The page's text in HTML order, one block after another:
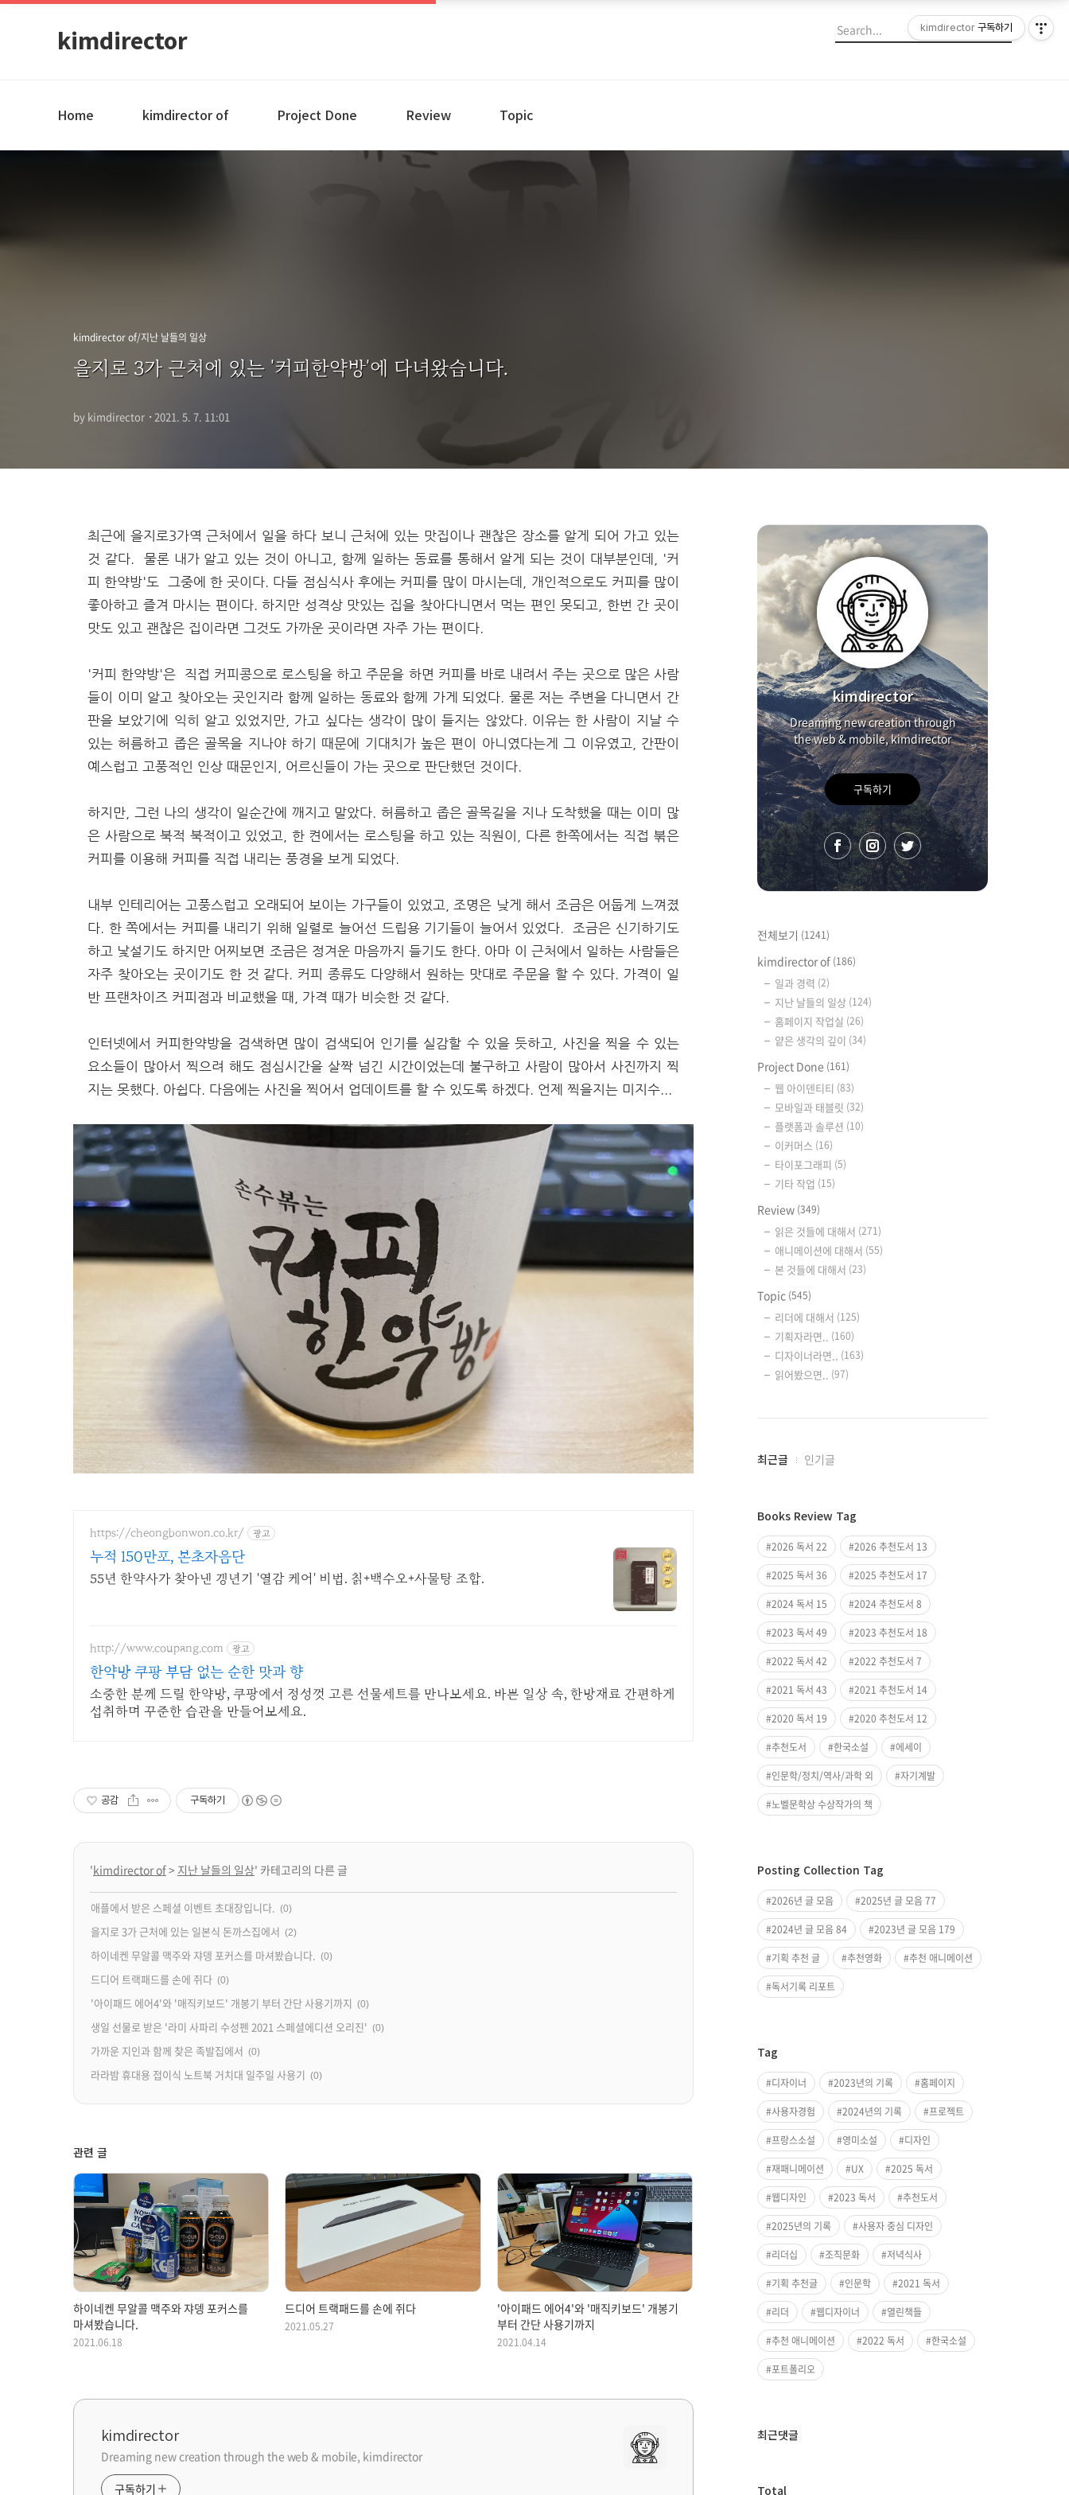
kimdirector
Home kimdirector of Project Done Review Topic
kimdirector of/지난 날들의 일상
을지로 3가 근처에 있는 '커피한약방'에 다녀왔습니다.
by kimdirector · 2021. 5. 7. 11:01
최근에 을지로3가역 근처에서 일을 하다 보니 근처에 있는 맛집이나 괜찮은 장소를 알게 되어 가고 있는
것 같다. 물론 내가 알고 있는 것이 아니고, 함께 일하는 동료를 통해서 알게 되는 것이 대부분인데, '커
피 한약방'도 그중에 한 곳이다. 다들 점심식사 후에는 커피를 많이 마시는데, 개인적으로도 커피를 많이
좋아하고 즐겨 마시는 편이다. 하지만 성격상 맛있는 집을 찾아다니면서 먹는 편인 못되고, 한번 간 곳이
맛도 있고 괜찮은 집이라면 그것도 가까운 곳이라면 자주 가는 편이다.
'커피 한약방'은 직접 커피콩으로 로스팅을 하고 주문을 하면 커피를 바로 내려서 주는 곳으로 많은 사람
들이 이미 알고 찾아오는 곳인지라 함께 일하는 동료와 함께 가게 되었다. 물론 저는 주변을 다니면서 간
판을 보았기에 익히 알고 있었지만, 가고 싶다는 생각이 많이 들지는 않았다. 이유는 한 사람이 지날 수
있는 허름하고 좁은 골목을 지나야 하기 때문에 기대치가 높은 편이 아니였다는게 그 이유였고, 간판이
예스럽고 고풍적인 인상 때문인지, 어르신들이 가는 곳으로 판단했던 것이다.
하지만, 그런 나의 생각이 일순간에 깨지고 말았다. 허름하고 좁은 골목길을 지나 도착했을 때는 이미 많
은 사람으로 북적 북적이고 있었고, 한 켠에서는 로스팅을 하고 있는 직원이, 다른 한쪽에서는 직접 붂은
커피를 이용해 커피를 직접 내리는 풍경을 보게 되었다.
내부 인테리어는 고풍스럽고 오래되어 보이는 가구들이 있었고, 조명은 낮게 해서 조금은 어둡게 느껴졌
다. 한 쪽에서는 커피를 내리기 위해 일렬로 늘어선 드립용 기기들이 늘어서 있었다. 조금은 신기하기도
하고 낯설기도 하지만 어찌보면 조금은 정겨운 마음까지 들기도 한다. 아마 이 근처에서 일하는 사람들은
자주 찾아오는 곳이기도 한 것 같다. 커피 종류도 다양해서 원하는 맛대로 주문을 할 수 있다. 가격이 일
반 프랜차이즈 커피점과 비교했을 때, 가격 때가 비슷한 것 같다.
인터넷에서 커피한약방을 검색하면 많이 검색되어 인기를 실감할 수 있을 듯하고, 사진을 찍을 수 있는
요소들이 많아서 찍으려 해도 점심시간을 살짝 넘긴 시간이었는데 불구하고 사람이 많아서 사진까지 찍
지는 못했다. 아쉽다. 다음에는 사진을 찍어서 업데이트를 할 수 있도록 하겠다. 언제 찍을지는 미지수...
https://cheongbonwon.co.kr/ 광고
누적 150만포, 본초자음단
55년 한약사가 찾아낸 갱년기 '열감 케어' 비법. 칡+백수오+사물탕 조합.
http://www.coupang.com 광고
한약방 쿠팡 부담 없는 순한 맛과 향
소중한 분께 드릴 한약방, 쿠팡에서 정성껏 고른 선물세트를 만나보세요. 바쁜 일상 속, 한방재료 간편하게
섭취하며 꾸준한 습관을 만들어보세요.
공감 구독하기
'kimdirector of> 지난 날들의 일상' 카테고리의 다른 글
애플에서 받은 스페셜 이벤트 초대장입니다. (0)
을지로 3가 근처에 있는 일본식 돈까스집에서 (2)
하이네켄 무알콜 맥주와 쟈뎅 포커스를 마셔봤습니다. (0)
드디어 트랙패드를 손에 쥐다 (0)
'아이패드 에어4'와 '매직키보드' 개봉기 부터 간단 사용기까지 (0)
생일 선물로 받은 '라미 사파리 수성펜 2021 스페셜에디션 오리진' (0)
가까운 지인과 함께 찾은 족발집에서 (0)
라라밤 휴대용 접이식 노트북 거치대 일주일 사용기 (0)
관련 글
하이네켄 무알콜 맥주와 쟈뎅 포커스를
마셔봤습니다.
2021.06.18
드디어 트랙패드를 손에 쥐다
2021.05.27
'아이패드 에어4'와 '매직키보드' 개봉기
부터 간단 사용기까지
2021.04.14
kimdirector
Dreaming new creation through the web & mobile, kimdirector
구독하기
kimdirector
Dreaming new creation through
the web & mobile, kimdirector
구독하기
전체보기 (1241)
kimdirector of (186)
일과 경력 (2)
지난 날들의 일상 (124)
홈페이지 작업실 (26)
얕은 생각의 깊이 (34)
Project Done (161)
웹 아이덴티티 (83)
모바일과 태블릿 (32)
플랫폼과 솔루션 (10)
이커머스 (16)
타이포그래피 (5)
기타 작업 (15)
Review (349)
읽은 것들에 대해서 (271)
애니메이션에 대해서 (55)
본 것들에 대해서 (23)
Topic (545)
리더에 대해서 (125)
기획자라면.. (160)
디자이너라면.. (163)
읽어봤으면.. (97)
근
과
인
기
글
최근글 인기글
Books Review Tag
2026 독서 22
2026 추천도서 13
2025 독서 36
2025 추천도서 17
2024 독서 15
2024 추천도서 8
2023 독서 49
2023 추천도서 18
2022 독서 42
2022 추천도서 7
2021 독서 43
2021 추천도서 14
2020 독서 19
2020 추천도서 12
추천도서
한국소설
에세이
인문학/정치/역사/과학 외
자기계발
노벨문학상 수상작가의 책
Posting Collection Tag
2026년 글 모음
2025년 글 모음 77
2024년 글 모음 84
2023년 글 모음 179
기획 추천 글
추천영화
추천 애니메이션
독서기록 리포트
Tag
디자이너 2023년의 기록
홈페이지
사용자경험
2024년의 기록
프로젝트
프랑스소설
영미소설
디자인
재패니메이션
UX
2025 독서
웹디자인
2023 독서
추천도서
2025년의 기록
사용자 중심 디자인
리더십
조직문화
저녁식사
기획 추천글
인문학
2021 독서
리더
웹디자이너
열린책들
추천 애니메이션
2022 독서
한국소설
포트폴리오
최근댓글
방
Total
kimdirector 구독하기